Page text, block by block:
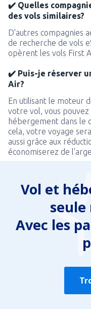
✔️ Quelles
des vols similaires?
D'autres compagnies
de recherche de vols
opèrent les vols First
✔️ Puis-je réserver
Air?
En utilisant le moteur
votre vol, vous
hébergement dans le
cela, votre voyage
aussi grâce aux
économiserez de
Vol et
seule
Avec les